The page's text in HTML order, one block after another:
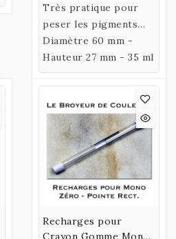
Très pratique pour
peser les pigments
avant broyage.
Diamètre 60 mm -
Hauteur 27 mm - 35 ml
Recharges pour
Crayon Gomme Mono